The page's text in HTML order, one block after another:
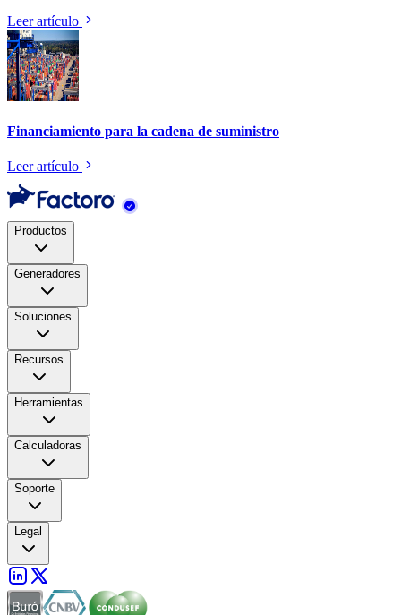
Leer artículo
Financiamiento para la cadena de suministro
Leer artículo
Productos
Generadores
Soluciones
Recursos
Herramientas
Calculadoras
Soporte
Legal